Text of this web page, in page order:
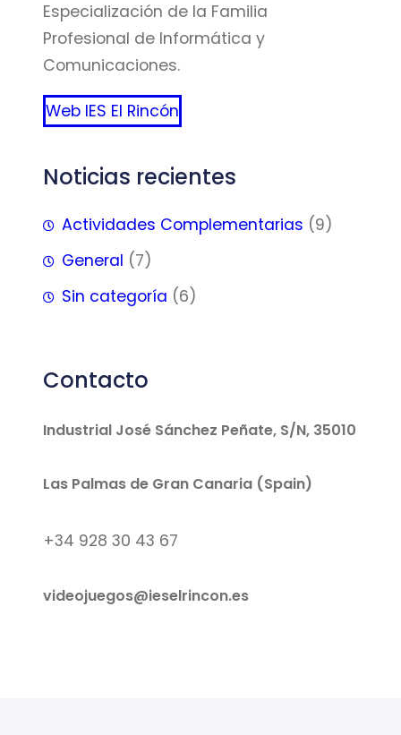
Especialización de la Familia
Profesional de Informática y
Comunicaciones.
Web IES El Rincón
Noticias recientes
Actividades Complementarias (9)
General (7)
Sin categoría (6)
Contacto
Industrial José Sánchez Peñate, S/N, 35010
Las Palmas de Gran Canaria (Spain)
+34 928 30 43 67
videojuegos@ieselrincon.es